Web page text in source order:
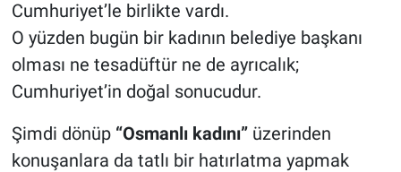
Cumhuriyet’le birlikte vardı.
O yüzden bugün bir kadının belediye başkanı
olması ne tesadüftür ne de ayrıcalık;
Cumhuriyet’in doğal sonucudur.
Şimdi dönüp “Osmanlı kadını”üzerinden
konuşanlara da tatlı bir hatırlatma yapmak